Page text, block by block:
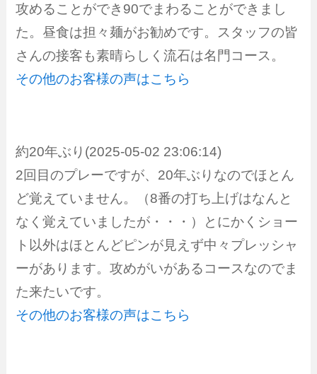
攻めることができ90でまわることができまし
た。昼食は担々麺がお勧めです。スタッフの皆
さんの接客も素晴らしく流石は名門コース。
その他のお客様の声はこちら
約20年ぶり(2025-05-02 23:06:14)
2回目のプレーですが、20年ぶりなのでほとん
ど覚えていません。（8番の打ち上げはなんと
なく覚えていましたが・・・）とにかくショー
ト以外はほとんどピンが見えず中々プレッシャ
ーがあります。攻めがいがあるコースなのでま
た来たいです。
その他のお客様の声はこちら